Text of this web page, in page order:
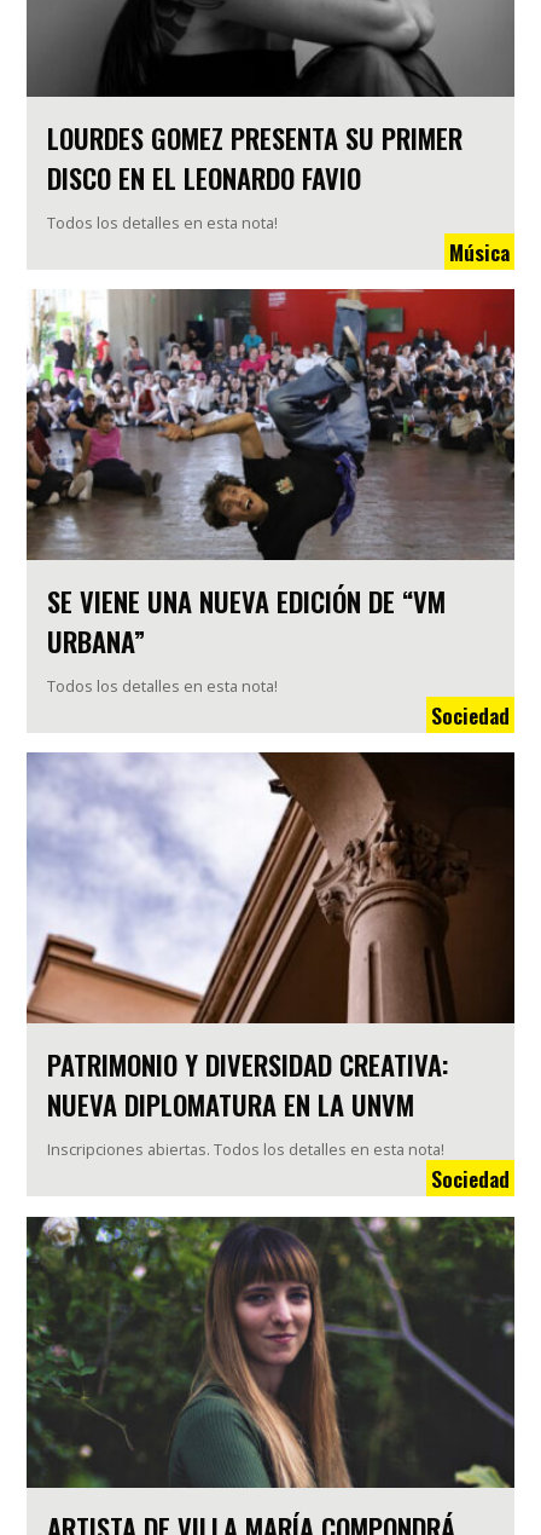
LOURDES GOMEZ PRESENTA SU PRIMER
DISCO EN EL LEONARDO FAVIO
Todos los detalles en esta nota!
Música
SE VIENE UNA NUEVA EDICIÓN DE “VM
URBANA”
Todos los detalles en esta nota!
Sociedad
PATRIMONIO Y DIVERSIDAD CREATIVA:
NUEVA DIPLOMATURA EN LA UNVM
Inscripciones abiertas. Todos los detalles en esta nota!
Sociedad
ARTISTA DE VILLA MARÍA COMPONDRÁ